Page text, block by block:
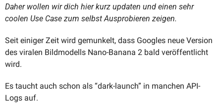
Daher wollen wir dich hier kurz updaten und einen sehr
coolen Use Case zum selbst Ausprobieren zeigen.
Seit einiger Zeit wird gemunkelt, dass Googles neue Version
des viralen Bildmodells Nano-Banana 2 bald veröffentlicht
wird.
Es taucht auch schon als “dark-launch” in manchen API-
Logs auf.